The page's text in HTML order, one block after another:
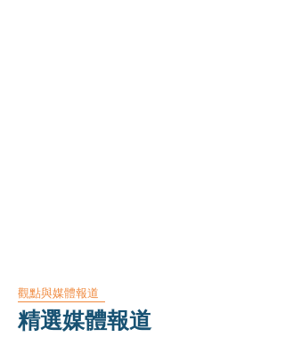
觀點與媒體報道
精選媒體報道